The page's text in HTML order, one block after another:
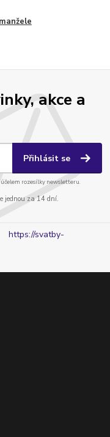
akce a
Přihlásit se
rozesílky newsletteru.
jednou za 14 dní.
https://svatby-